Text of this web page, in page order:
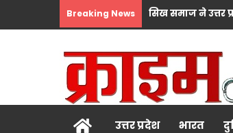
Breaking News
होम उत्तर प्रदेश भारत